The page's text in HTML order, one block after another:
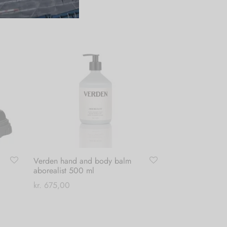
Verden hand and body balm
aborealist 500 ml
kr. 675,00